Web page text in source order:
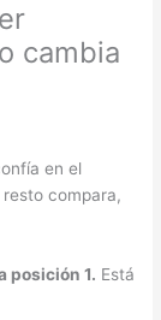
cambia
en el
compara,
posición 1. Está